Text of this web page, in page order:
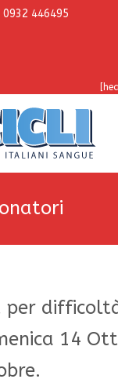
0932 446495
per
14